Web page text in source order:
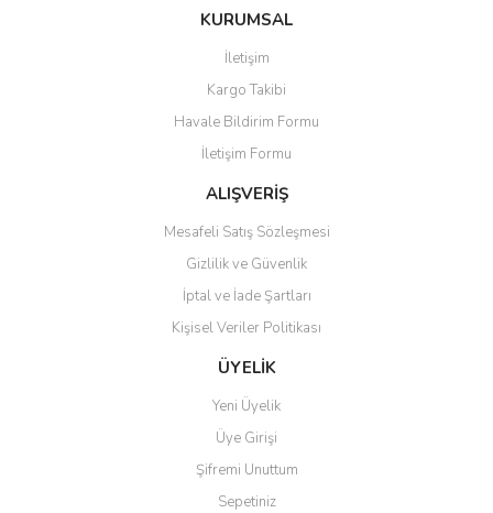
Bu ürüne ilk yorumu siz yapın!
Ürün resmi kalitesiz, bozuk veya görüntülenemiyor.
Ürün açıklamasında eksik bilgiler bulunuyor.
Ürün bilgilerinde hatalar bulunuyor.
Ürün fiyatı diğer sitelerden daha pahalı.
Gönder
KURUMSAL
İletişim
Kargo Takibi
Havale Bildirim Formu
İletişim Formu
ALIŞVERİŞ
Mesafeli Satış Sözleşmesi
Gizlilik ve Güvenlik
İptal ve İade Şartları
Kişisel Veriler Politikası
ÜYELİK
Yeni Üyelik
Üye Girişi
Şifremi Unuttum
Sepetiniz